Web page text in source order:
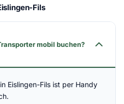
Fils
mobil buchen?
Eislingen-Fils ist per Handy